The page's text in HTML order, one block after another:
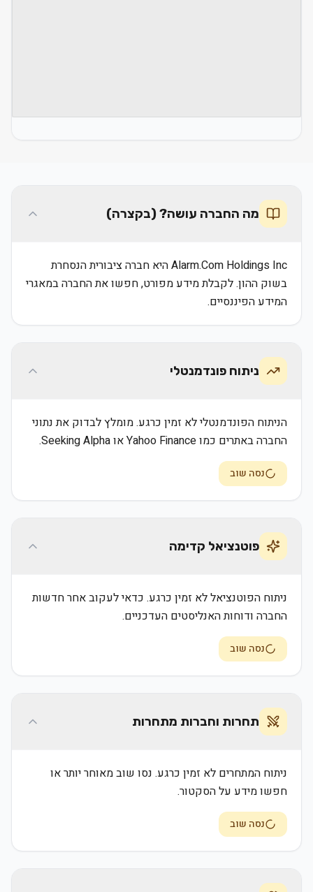
מה החברה עושה? (בקצרה)
Alarm.Com Holdings Inc היא חברה ציבורית הנסחרת
בשוק ההון. לקבלת מידע מפורט, חפשו את החברה במאגרי
המידע הפיננסיים.
ניתוח פונדמנטלי
הניתוח הפונדמנטלי לא זמין כרגע. מומלץ לבדוק את נתוני
החברה באתרים כמו Yahoo Finance או Seeking Alpha.
נסה שוב
פוטנציאל קדימה
ניתוח הפוטנציאל לא זמין כרגע. כדאי לעקוב אחר חדשות
החברה ודוחות האנליסטים העדכניים.
נסה שוב
תחרות וחברות מתחרות
ניתוח המתחרים לא זמין כרגע. נסו שוב מאוחר יותר או
חפשו מידע על הסקטור.
נסה שוב